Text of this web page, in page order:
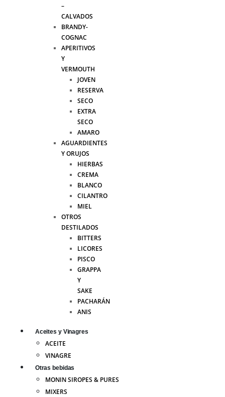
–
CALVADOS
BRANDY-
COGNAC
APERITIVOS
Y
VERMOUTH
JOVEN
RESERVA
SECO
EXTRA
SECO
AMARO
AGUARDIENTES
Y ORUJOS
HIERBAS
CREMA
BLANCO
CILANTRO
MIEL
OTROS
DESTILADOS
BITTERS
LICORES
PISCO
GRAPPA
Y
SAKE
PACHARÁN
ANIS
Aceites y Vinagres
ACEITE
VINAGRE
Otras bebidas
MONIN SIROPES & PURES
MIXERS